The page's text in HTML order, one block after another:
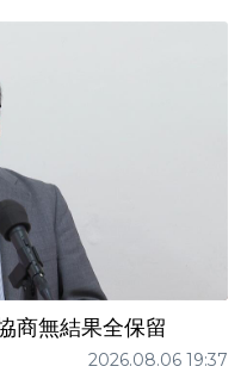
商無結果全保留
2026.08.06 19:37